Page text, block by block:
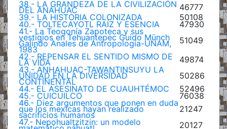
38.- LA GRANDEZA DE LA CIVILIZACIÓN
DEL ANAHUAC
46777
39.- LA HISTORIA COLONIZADA
50108
40.- TOLTECAYOTL RAÍZ Y ESENCIA 47930
41.- La Teogonía Zapoteca y sus
vestigios en Tehuantepec Guido Münch
Galindo Anales de Antropología-UNAM,
1983
51049
42.- REPENSAR EL SENTIDO MISMO DE
LA VIDA
49874
43.- ANHAHUAC-TAWANTINSUYU LA
UNIDAD EN LA DIVERSIDAD
CONTINENTAL
50286
44.- EL ASESINATO DE CUAUHTÉMOC
52496
45.- CUICUILCO 76038
46.- Diez argumentos que ponen en duda
que los mexicas hayan realizado
sacrificios humanos
21247
47.- Nepohualtzitzin: un modelo
20127